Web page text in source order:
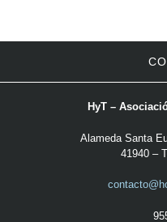
HyT –
Alameda Santa
41940 –